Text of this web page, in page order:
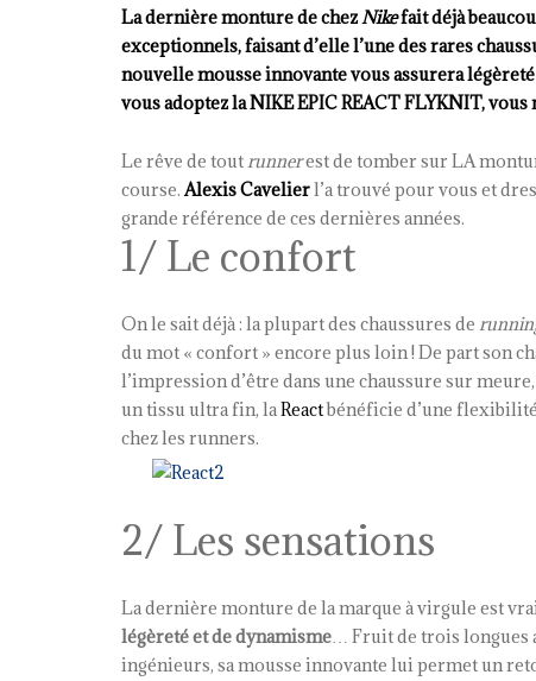
La dernière monture de chezNikefait déjà
exceptionnels, faisant d’elle l’une des rares
nouvelle mousse innovante vous assurera
vous adoptez la NIKE EPIC REACT FLYKNIT, vous
Le rêve de toutrunnerest de tomber sur LA
course.Alexis Cavelierl’a trouvé pour vous et
grande référence de ces dernières années.
1/ Le confort
On le sait déjà : la plupart des chaussures de
du mot « confort » encore plus loin ! De part son
l’impression d’être dans une chaussure sur
un tissu ultra fin, laReactbénéficie d’une
chez les runners.
2/ Les sensations
La dernière monture de la marque à virgule est
légèreté et de dynamisme… Fruit de trois longues
ingénieurs, sa mousse innovante lui permet un